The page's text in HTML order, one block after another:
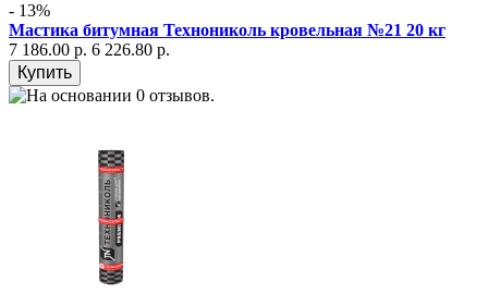
- 13%
Мастика битумная Технониколь кровельная №21 20 кг
7 186.00 р. 6 226.80 р.